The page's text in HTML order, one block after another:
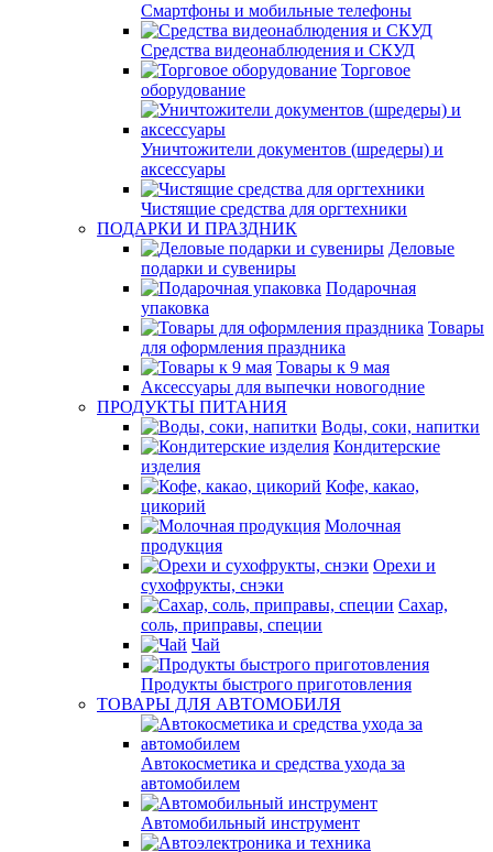
Смартфоны и мобильные телефоны
Средства видеонаблюдения и СКУД
Торговое
оборудование
Уничтожители документов (шредеры) и
аксессуары
Чистящие средства для оргтехники
ПОДАРКИ И ПРАЗДНИК
Деловые
подарки и сувениры
Подарочная
упаковка
Товары
для оформления праздника
Товары к 9 мая
Аксессуары для выпечки новогодние
ПРОДУКТЫ ПИТАНИЯ
Воды, соки, напитки
Кондитерские
изделия
Кофе, какао,
цикорий
Молочная
продукция
Орехи и
сухофрукты, снэки
Сахар,
соль, приправы, специи
Чай
Продукты быстрого приготовления
ТОВАРЫ ДЛЯ АВТОМОБИЛЯ
Автокосметика и средства ухода за
автомобилем
Автомобильный инструмент